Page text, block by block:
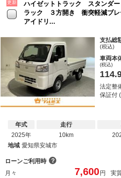
更新
ハイゼットトラック スタンダ
ラック ３方開き 衝突軽減ブ
アイドリ...
支払総
(税込)
車両本
(税込)
法定整
保証付
年式
2025年
走行
10km
地域 愛知県安城市
ローンご利用時 ？
月々
7,600円 実